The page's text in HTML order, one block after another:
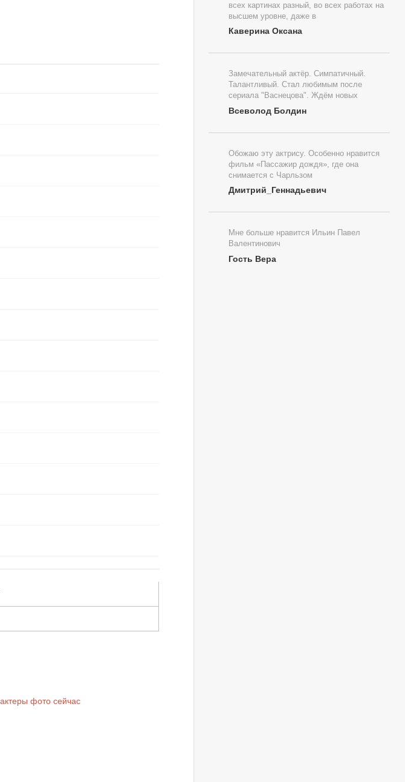
всех картинах разный, во всех работах на
высшем уровне, даже в
Каверина Оксана
Замечательный актёр. Симпатичный.
Талантливый. Стал любимым после
сериала "Васнецова". Ждём новых
Всеволод Болдин
Обожаю эту актрису. Особенно нравится
фильм «Пассажир дождя», где она
снимается с Чарльзом
Дмитрий_Геннадьевич
Мне больше нравится Ильин Павел
Валентинович
Гость Вера